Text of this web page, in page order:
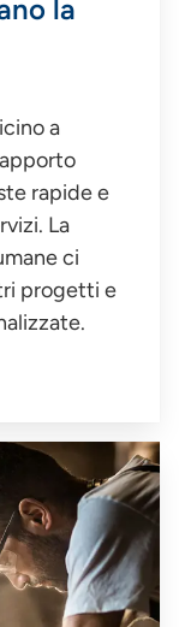
la
a
rapide e
La
ci
progetti e